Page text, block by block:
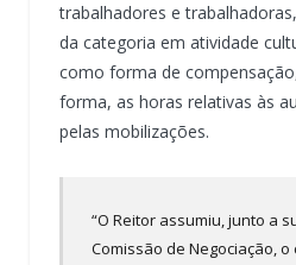
trabalhadores e
da categoria em atividade
como forma de
forma, as horas relativas às
pelas mobilizações.
“O Reitor assumiu, junto a
Comissão de Negociação,